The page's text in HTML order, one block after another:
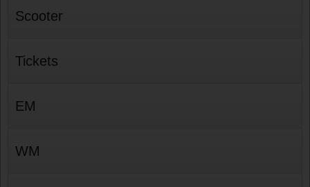
Scooter
Tickets
EM
WM